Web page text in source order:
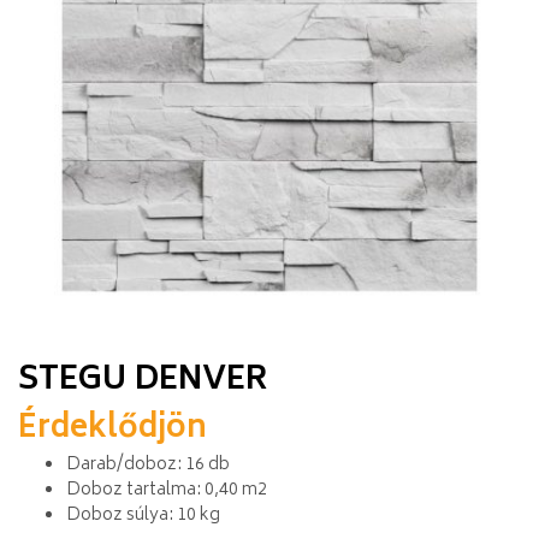
STEGU DENVER
Érdeklődjön
Darab/doboz: 16 db
Doboz tartalma: 0,40 m2
Doboz súlya: 10 kg